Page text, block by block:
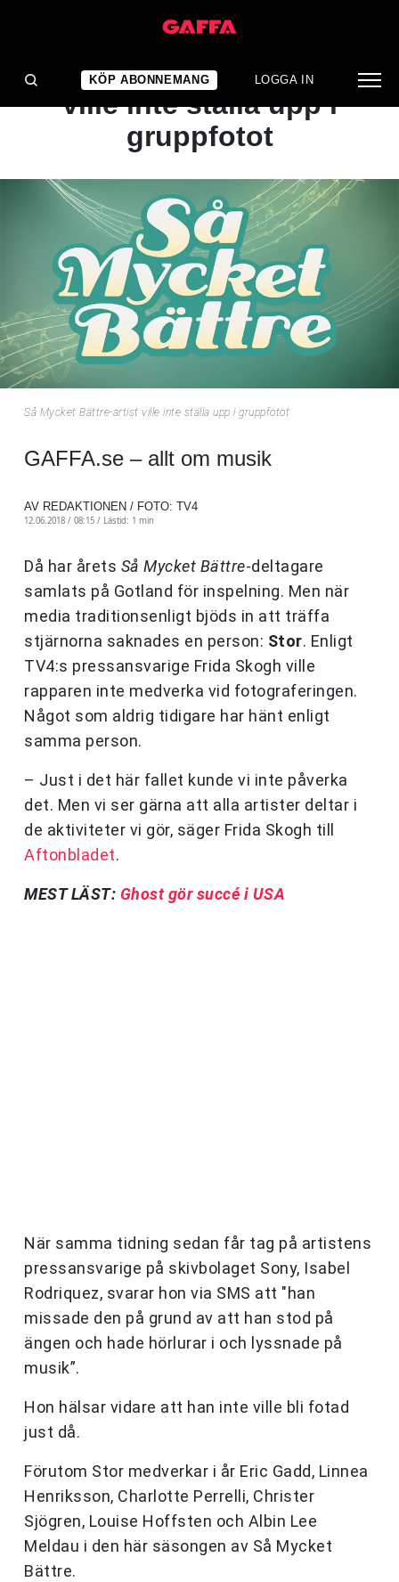
KÖP ABONNEMANG LOGGA IN
NYHET
Så Mycket Bättre-artist
ville inte ställa upp i
gruppfotot
Så Mycket Bättre-artist ville inte ställa upp i gruppfotot
GAFFA.se – allt om musik
AV REDAKTIONEN / FOTO: TV4
12.06.2018 / 08:15 / Lästid: 1 min
Då har årets Så Mycket Bättre-deltagare
samlats på Gotland för inspelning. Men när
media traditionsenligt bjöds in att träffa
stjärnorna saknades en person: Stor. Enligt
TV4:s pressansvarige Frida Skogh ville
rapparen inte medverka vid fotograferingen.
Något som aldrig tidigare har hänt enligt
samma person.
– Just i det här fallet kunde vi inte påverka
det. Men vi ser gärna att alla artister deltar i
de aktiviteter vi gör, säger Frida Skogh till
Aftonbladet.
MEST LÄST: Ghost gör succé i USA
När samma tidning sedan får tag på artistens
pressansvarige på skivbolaget Sony, Isabel
Rodriquez, svarar hon via SMS att "han
missade den på grund av att han stod på
ängen och hade hörlurar i och lyssnade på
musik”.
Hon hälsar vidare att han inte ville bli fotad
just då.
Förutom Stor medverkar i år Eric Gadd, Linnea
Henriksson, Charlotte Perrelli, Christer
Sjögren, Louise Hoffsten och Albin Lee
Meldau i den här säsongen av Så Mycket
Bättre.